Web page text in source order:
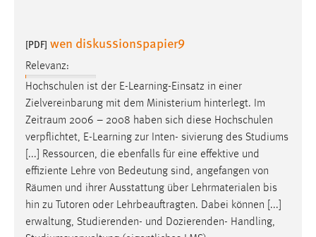
[PDF] wen diskussionspapier9
Relevanz:
Hochschulen ist der E-Learning-Einsatz in einer
Zielvereinbarung mit dem Ministerium hinterlegt. Im
Zeitraum 2006 – 2008 haben sich diese Hochschulen
verpflichtet, E-Learning zur Inten- sivierung des Studiums
[...] Ressourcen, die ebenfalls für eine effektive und
effiziente Lehre von Bedeutung sind, angefangen von
Räumen und ihrer Ausstattung über Lehrmaterialen bis
hin zu Tutoren oder Lehrbeauftragten. Dabei können [...]
erwaltung, Studierenden- und Dozierenden- Handling,